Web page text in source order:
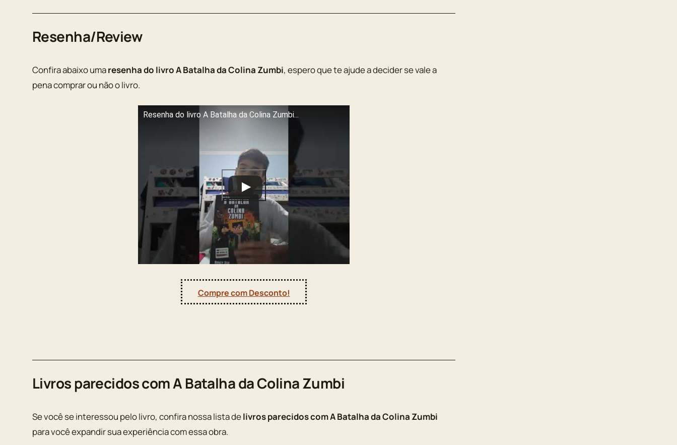
Resenha/Review
Confira abaixo umaresenha do livro A Batalha da Colina Zumbi, espero que te ajude a decider se vale a
pena comprar ou não o livro.
Resenha do livro A Batalha da Colina Zumbi...
Compre com Desconto!
Livros parecidos com A Batalha da Colina Zumbi
Se você se interessou pelo livro, confira nossa lista delivros parecidos com A Batalha da Colina Zumbi
para você expandir sua experiência com essa obra.